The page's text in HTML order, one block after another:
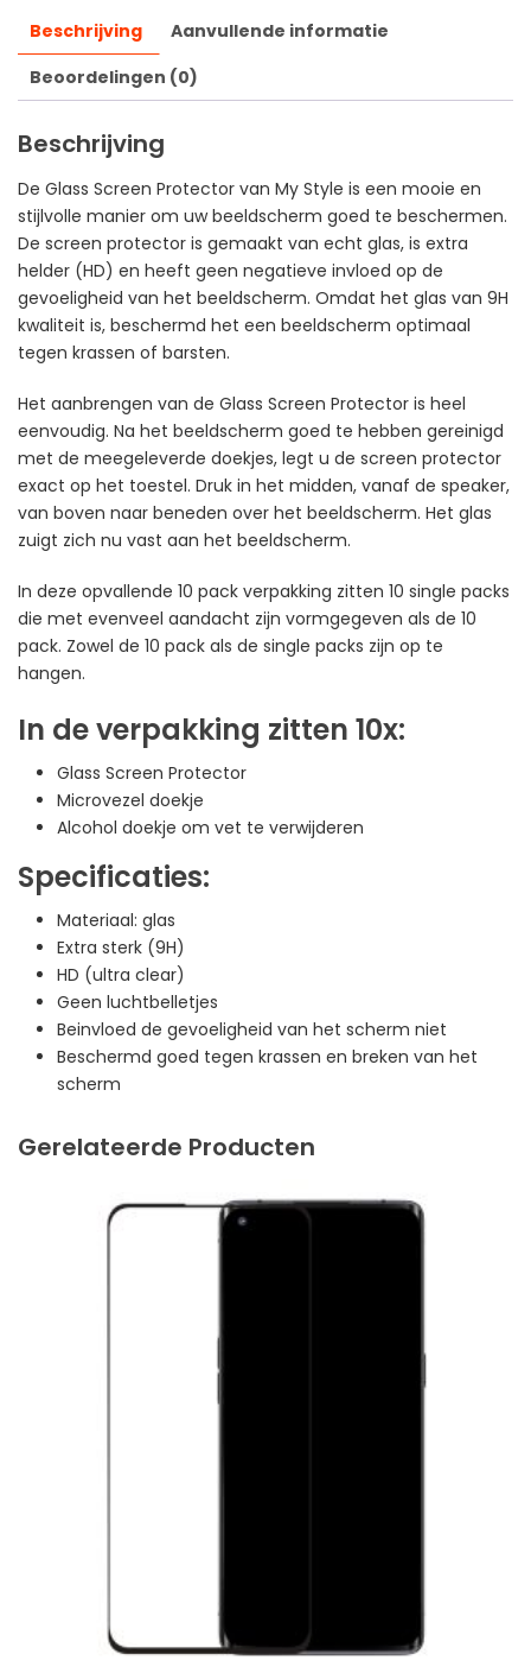
Beschrijving
Aanvullende informatie
Beoordelingen (0)
Beschrijving
De Glass Screen Protector van My Style is een mooie en
stijlvolle manier om uw beeldscherm goed te beschermen.
De screen protector is gemaakt van echt glas, is extra
helder (HD) en heeft geen negatieve invloed op de
gevoeligheid van het beeldscherm. Omdat het glas van 9H
kwaliteit is, beschermd het een beeldscherm optimaal
tegen krassen of barsten.
Het aanbrengen van de Glass Screen Protector is heel
eenvoudig. Na het beeldscherm goed te hebben gereinigd
met de meegeleverde doekjes, legt u de screen protector
exact op het toestel. Druk in het midden, vanaf de speaker,
van boven naar beneden over het beeldscherm. Het glas
zuigt zich nu vast aan het beeldscherm.
In deze opvallende 10 pack verpakking zitten 10 single packs
die met evenveel aandacht zijn vormgegeven als de 10
pack. Zowel de 10 pack als de single packs zijn op te
hangen.
In de verpakking zitten 10x:
Glass Screen Protector
Microvezel doekje
Alcohol doekje om vet te verwijderen
Specificaties:
Materiaal: glas
Extra sterk (9H)
HD (ultra clear)
Geen luchtbelletjes
Beinvloed de gevoeligheid van het scherm niet
Beschermd goed tegen krassen en breken van het
scherm
Gerelateerde Producten